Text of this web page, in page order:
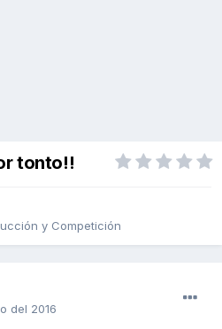
tonto!!
y Competición
del 2016